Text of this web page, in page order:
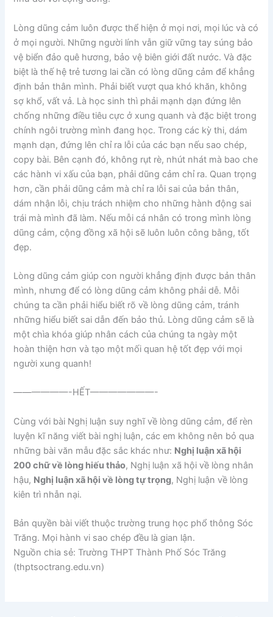
Lòng dũng cảm luôn được thể hiện ở mọi nơi, mọi lúc và có
ở mọi người. Những người lính vẫn giữ vững tay súng bảo
vệ biển đảo quê hương, bảo vệ biên giới đất nước. Và đặc
biệt là thế hệ trẻ tương lai cần có lòng dũng cảm để khẳng
định bản thân mình. Phải biết vượt qua khó khăn, không
sợ khổ, vất vả. Là học sinh thì phải mạnh dạn đứng lên
chống những điều tiêu cực ở xung quanh và đặc biệt trong
chính ngôi trường mình đang học. Trong các kỳ thi, dám
mạnh dạn, đứng lên chỉ ra lỗi của các bạn nếu sao chép,
copy bài. Bên cạnh đó, không rụt rè, nhút nhát mà bao che
các hành vi xấu của bạn, phải dũng cảm chỉ ra. Quan trọng
hơn, cần phải dũng cảm mà chỉ ra lỗi sai của bản thân,
dám nhận lỗi, chịu trách nhiệm cho những hành động sai
trái mà mình đã làm. Nếu mỗi cá nhân có trong mình lòng
dũng cảm, cộng đồng xã hội sẽ luôn luôn công bằng, tốt
đẹp.
Lòng dũng cảm giúp con người khẳng định được bản thân
mình, nhưng để có lòng dũng cảm không phải dễ. Mỗi
chúng ta cần phải hiểu biết rõ về lòng dũng cảm, tránh
những hiểu biết sai dẫn đến bảo thủ. Lòng dũng cảm sẽ là
một chìa khóa giúp nhân cách của chúng ta ngày một
hoàn thiện hơn và tạo một mối quan hệ tốt đẹp với mọi
người xung quanh!
——————-HẾT———————-
Cùng với bài Nghị luận suy nghĩ về lòng dũng cảm, để rèn
luyện kĩ năng viết bài nghị luận, các em không nên bỏ qua
những bài văn mẫu đặc sắc khác như: Nghị luận xã hội
200 chữ về lòng hiếu thảo, Nghị luận xã hội về lòng nhân
hậu, Nghị luận xã hội về lòng tự trọng, Nghị luận về lòng
kiên trì nhẫn nại.
Bản quyền bài viết thuộc trường trung học phổ thông Sóc
Trăng. Mọi hành vi sao chép đều là gian lận.
Nguồn chia sẻ: Trường THPT Thành Phố Sóc Trăng
(thptsoctrang.edu.vn)